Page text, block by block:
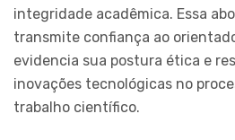
integridade acadêmica. Essa
transmite confiança ao
evidencia sua postura ética e
inovações tecnológicas no
trabalho científico.